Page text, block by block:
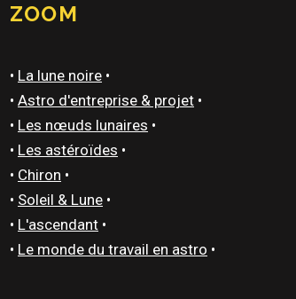
ZOOM
• La lune noire •
• Astro d'entreprise & projet •
• Les nœuds lunaires •
• Les astéroïdes •
• Chiron •
• Soleil & Lune •
• L'ascendant •
• Le monde du travail en astro •